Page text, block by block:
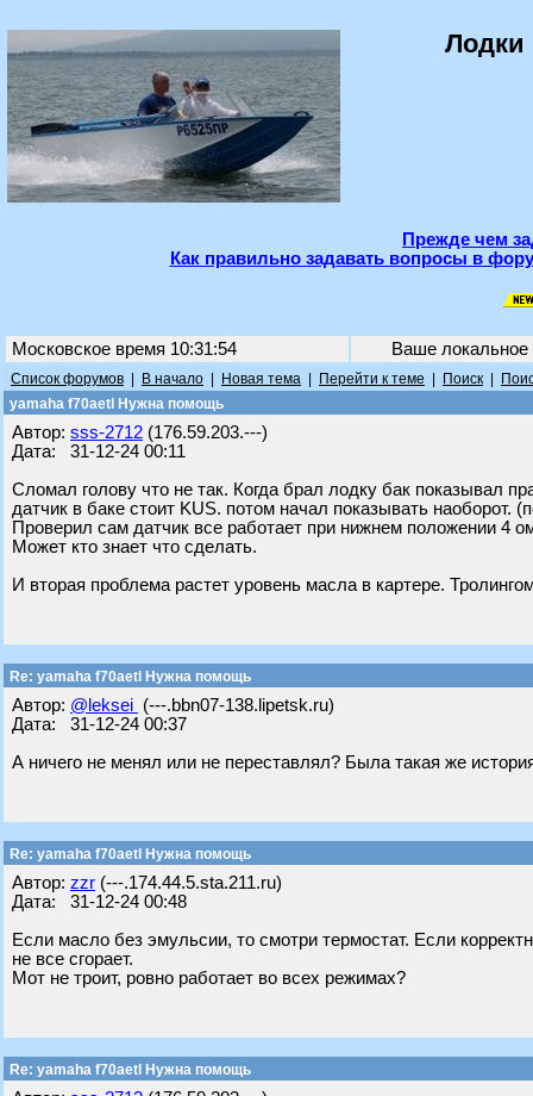
Лодки
Прежде чем
Как правильно задавать вопросы в
Московское время 10:31:54 Ваше
Список форумов В начало Новая тема Перейти к теме Поиск
yamaha f70aetl Нужна помощь
Автор: sss-2712 (176.59.203.---)
Дата: 31-12-24 00:11
Сломал голову что не так. Когда брал лодку бак показывал
датчик в баке стоит KUS. потом начал показывать
Проверил сам датчик все работает при нижнем положении 4
Может кто знает что сделать.
И вторая проблема растет уровень масла в картере.
Re: yamaha f70aetl Нужна помощь
Автор: @leksei (---.bbn07-138.lipetsk.ru)
Дата: 31-12-24 00:37
А ничего не менял или не переставлял? Была такая же
Re: yamaha f70aetl Нужна помощь
Автор: zzr (---.174.44.5.sta.211.ru)
Дата: 31-12-24 00:48
Если масло без эмульсии, то смотри термостат. Если
не все сгорает.
Мот не троит, ровно работает во всех режимах?
Re: yamaha f70aetl Нужна помощь